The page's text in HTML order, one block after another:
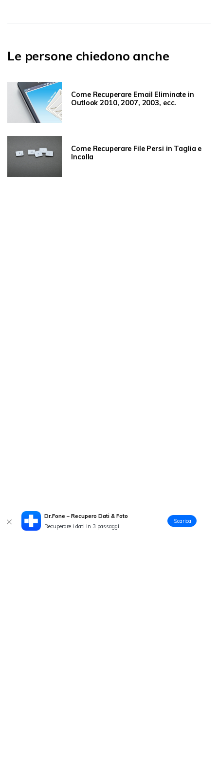
Le persone chiedono anche
Come Recuperare Email Eliminate in
Outlook 2010, 2007, 2003, ecc.
Come Recuperare File Persi in Taglia e
Incolla
Dr.Fone – Recupero Dati & Foto
Recuperare i dati in 3 passaggi
Scarica